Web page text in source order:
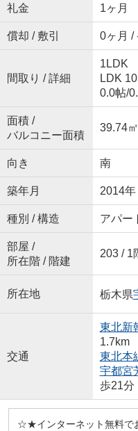
礼金 1ヶ月
償却 / 敷引 0ヶ月 /
間取り / 詳細
1LDK
LDK
0.0帖/
面積 /
バルコニー面積
39.74
向き 南
築年月 2014
種別 / 構造 アパー
部屋 /
所在階 / 階建
203 / 1
所在地 栃木県
交通
東北新
1.7km
東北本
宇都宮
歩21分
☆★インターネット無料で